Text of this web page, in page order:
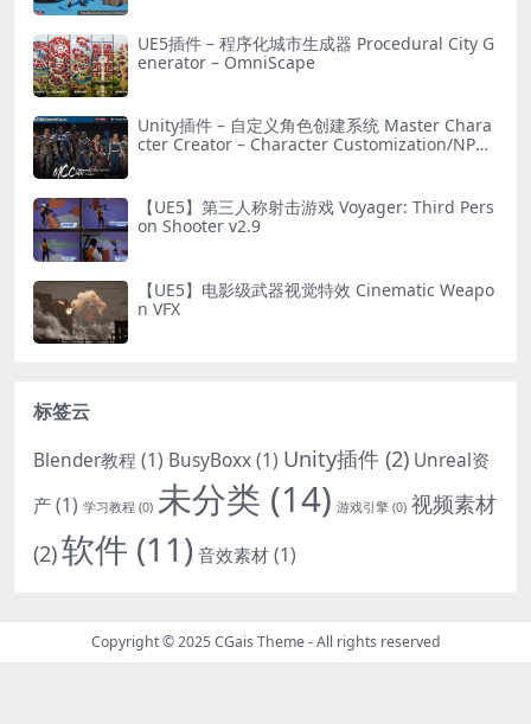
UE5插件 – 程序化城市生成器 Procedural City G
enerator – OmniScape
Unity插件 – 自定义角色创建系统 Master Chara
cter Creator – Character Customization/NPC
【UE5】第三人称射击游戏 Voyager: Third Pers
on Shooter v2.9
【UE5】电影级武器视觉特效 Cinematic Weapo
n VFX
标签云
Blender教程 (1) BusyBoxx(1) Unity插件 (2) Unreal资
产(1) 学习教程 (0) 未分类 (14) 游戏引擎 (0) 视频素材
(2)软件 (11)音效素材(1)
Copyright © 2025CGais Theme- All rights reserved